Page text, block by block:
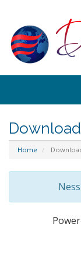
Download
Home